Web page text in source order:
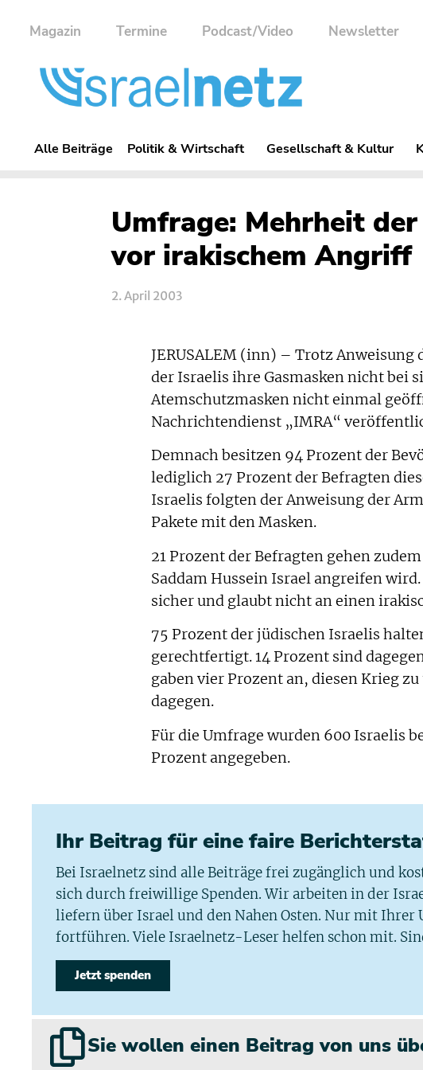
Magazin Termine Podcast/Video Newsletter
Alle Beiträge Politik & Wirtschaft Gesellschaft & Kultur
Umfrage: Mehrheit
vor irakischem Angriff
2. April 2003
JERUSALEM (inn) – Trotz
der Israelis ihre Gasmasken nicht bei
Atemschutzmasken nicht einmal
Nachrichtendienst „IMRA“
Demnach besitzen 94 Prozent der
lediglich 27 Prozent der Befragten
Israelis folgten der Anweisung der
Pakete mit den Masken.
21 Prozent der Befragten gehen
Saddam Hussein Israel angreifen
sicher und glaubt nicht an einen
75 Prozent der jüdischen Israelis
gerechtfertigt. 14 Prozent sind
gaben vier Prozent an, diesen Krieg
dagegen.
Für die Umfrage wurden 600 Israelis
Prozent angegeben.
Ihr Beitrag für eine faire
Bei Israelnetz sind alle Beiträge frei zugänglich und
sich durch freiwillige Spenden. Wir arbeiten in der
liefern über Israel und den Nahen Osten. Nur mit
fortführen. Viele Israelnetz-Leser helfen schon mit.
Jetzt spenden
Sie wollen einen Beitrag von uns